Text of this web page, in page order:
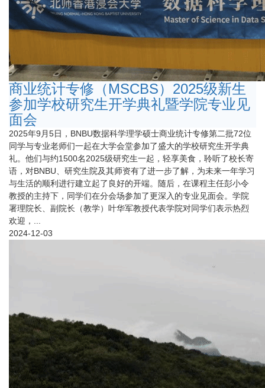
商业统计专修（MSCBS）2025级新生
参加学校研究生开学典礼暨学院专业见
面会
2025年9月5日，BNBU数据科学理学硕士商业统计专修第二批72位
同学与专业老师们一起在大学会堂参加了盛大的学校研究生开学典
礼。他们与约1500名2025级研究生一起，轻享美食，聆听了校长寄
语，对BNBU、研究生院及其师资有了进一步了解，为未来一年学习
与生活的顺利进行建立起了良好的开端。随后，在课程主任彭小令
教授的主持下，同学们在分会场参加了更深入的专业见面会。学院
署理院长、副院长（教学）叶华军教授代表学院对同学们表示热烈
欢迎，...
2024-12-03